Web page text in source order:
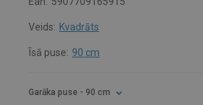
Veids: Kvadrāts
Īsā puse: 90 cm
Garāka puse - 90 cm